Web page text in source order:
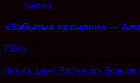
Халява
«Забытые посылки» —
PSSev
Читать далее Прочитать больше